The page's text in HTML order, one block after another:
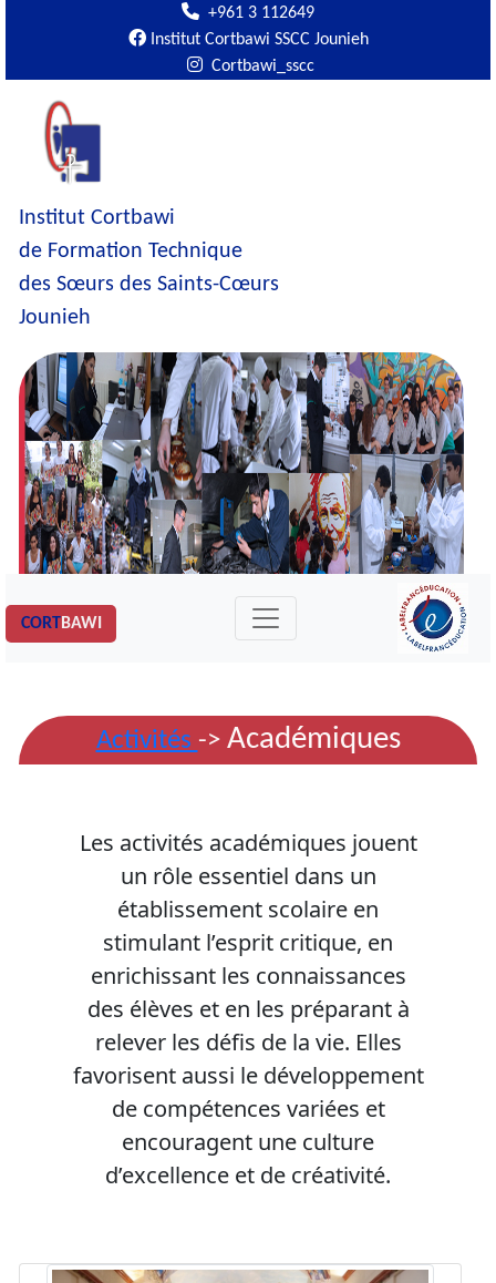
+961 3 112649
Institut Cortbawi SSCC Jounieh
Cortbawi_sscc
Institut Cortbawi
de Formation Technique
des Sœurs des Saints-Cœurs
Jounieh
CORTBAWI
Activités -> Académiques
Les activités académiques jouent
un rôle essentiel dans un
établissement scolaire en
stimulant l’esprit critique, en
enrichissant les connaissances
des élèves et en les préparant à
relever les défis de la vie. Elles
favorisent aussi le développement
de compétences variées et
encouragent une culture
d’excellence et de créativité.